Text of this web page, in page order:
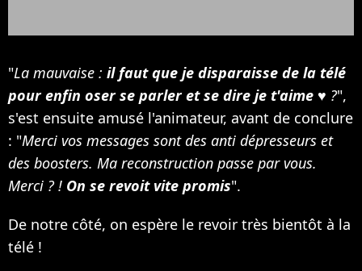
"La mauvaise : il faut que je disparaisse de la télé
pour enfin oser se parler et se dire je t'aime ♥️ ?",
s'est ensuite amusé l'animateur, avant de conclure
: "Merci vos messages sont des anti dépresseurs et
des boosters. Ma reconstruction passe par vous.
Merci ? ! On se revoit vite promis".
De notre côté, on espère le revoir très bientôt à la
télé !